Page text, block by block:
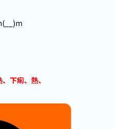
下痢、熱、